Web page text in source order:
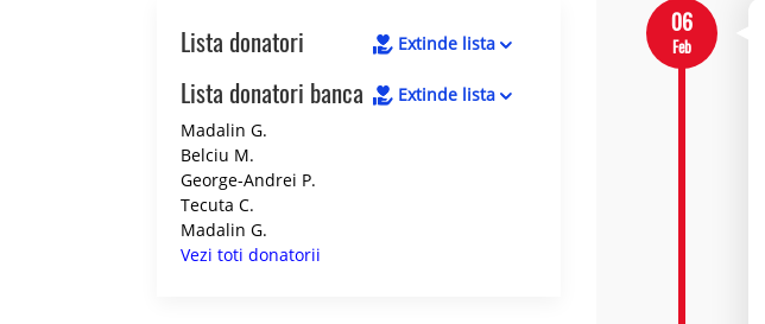
Lista donatori Extinde lista
Lista donatori banca
Extinde lista
Madalin G.
Belciu M.
George-Andrei P.
Tecuta C.
Madalin G.
Vezi toti donatorii
06
Feb